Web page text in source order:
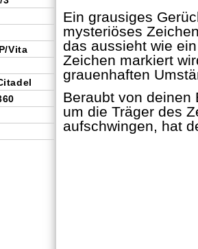
Ein grausiges
mysteriöses
das aussieht wie
Zeichen markiert
grauenhaften
Beraubt von deinen
um die Träger des
aufschwingen, hat
Vita